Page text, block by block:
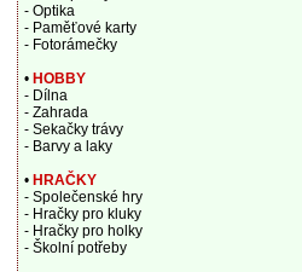
- Optika
- Paměťové karty
- Fotorámečky
• HOBBY
- Dílna
- Zahrada
- Sekačky trávy
- Barvy a laky
• HRAČKY
- Společenské hry
- Hračky pro kluky
- Hračky pro holky
- Školní potřeby